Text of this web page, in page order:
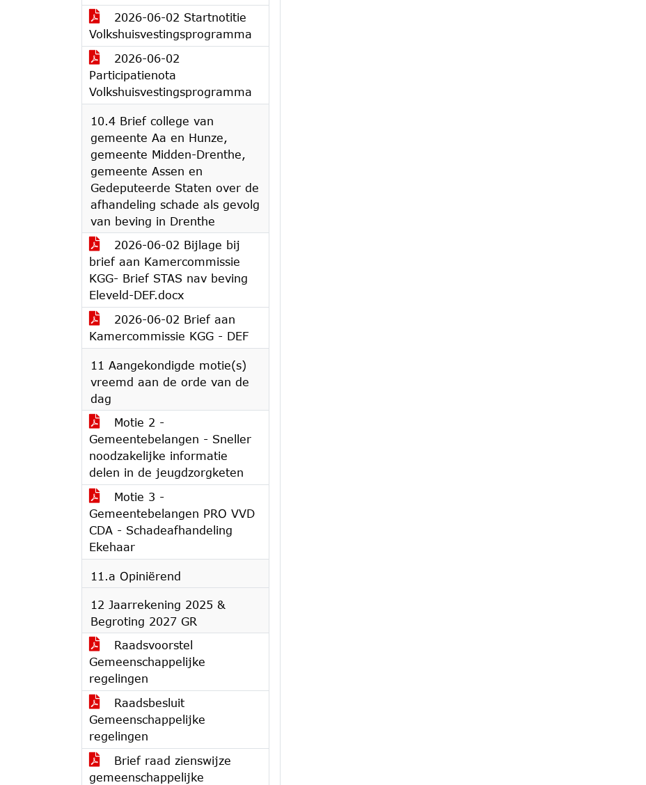
2026-06-02 Startnotitie
Volkshuisvestingsprogramma
2026-06-02
Participatienota
Volkshuisvestingsprogramma
10.4 Brief college van
gemeente Aa en Hunze,
gemeente Midden-Drenthe,
gemeente Assen en
Gedeputeerde Staten over de
afhandeling schade als gevolg
van beving in Drenthe
2026-06-02 Bijlage bij
brief aan Kamercommissie
KGG- Brief STAS nav beving
Eleveld-DEF.docx
2026-06-02 Brief aan
Kamercommissie KGG - DEF
11 Aangekondigde motie(s)
vreemd aan de orde van de
dag
Motie 2 -
Gemeentebelangen - Sneller
noodzakelijke informatie
delen in de jeugdzorgketen
Motie 3 -
Gemeentebelangen PRO VVD
CDA - Schadeafhandeling
Ekehaar
11.a Opiniërend
12 Jaarrekening 2025 &
Begroting 2027 GR
Raadsvoorstel
Gemeenschappelijke
regelingen
Raadsbesluit
Gemeenschappelijke
regelingen
Brief raad zienswijze
gemeenschappelijke